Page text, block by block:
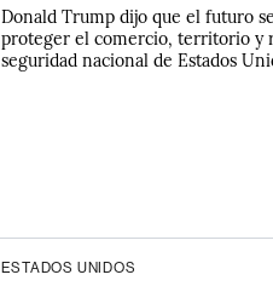
Donald Trump dijo que el futuro
proteger el comercio, territorio y
seguridad nacional de Estados
ESTADOS UNIDOS